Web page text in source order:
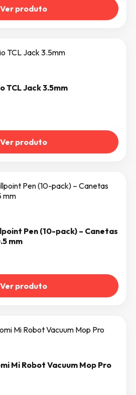
Ver produto
TCL Jack 3.5mm
Ver produto
Pen (10-pack) – Canetas
mm
Ver produto
Mi Robot Vacuum Mop Pro